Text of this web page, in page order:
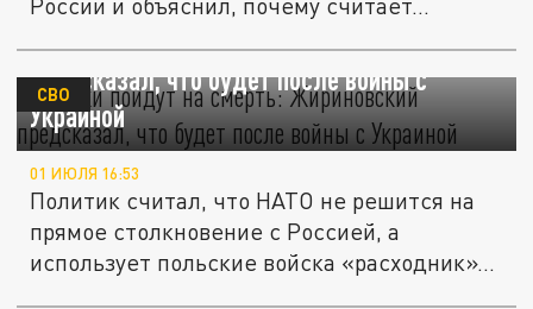
России и объяснил, почему считает...
Поляки пойдут на смерть: Жириновский
предсказал, что будет после войны с
Украиной
СВО
01 ИЮЛЯ 16:53
Политик считал, что НАТО не решится на
прямое столкновение с Россией, а
использует польские войска «расходник»...